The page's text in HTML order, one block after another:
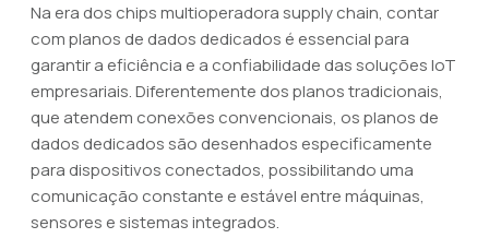
Na era dos chips multioperadora supply chain, contar
com planos de dados dedicados é essencial para
garantir a eficiência e a confiabilidade das soluções IoT
empresariais. Diferentemente dos planos tradicionais,
que atendem conexões convencionais, os planos de
dados dedicados são desenhados especificamente
para dispositivos conectados, possibilitando uma
comunicação constante e estável entre máquinas,
sensores e sistemas integrados.